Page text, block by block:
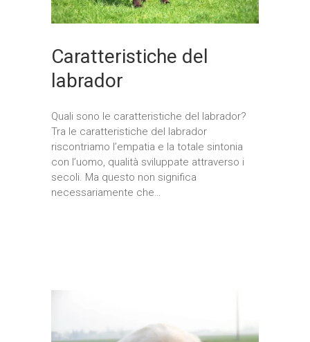
Caratteristiche del
labrador
Quali sono le caratteristiche del labrador?
Tra le caratteristiche del labrador
riscontriamo l’empatia e la totale sintonia
con l’uomo, qualità sviluppate attraverso i
secoli. Ma questo non significa
necessariamente che…